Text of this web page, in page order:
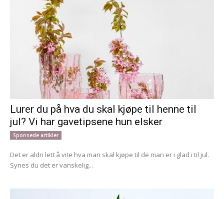
Lurer du på hva du skal kjøpe til henne til
jul? Vi har gavetipsene hun elsker
Sponsede artikler
Det er aldri lett å vite hva man skal kjøpe til de man er i glad i til jul.
Synes du det er vanskelig...